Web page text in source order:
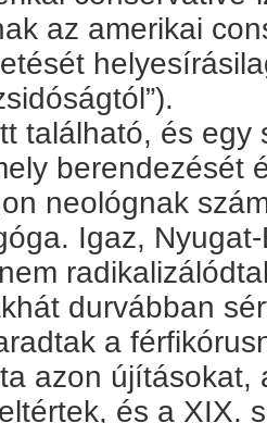
az amerikai
található, és
berendezését
neológnak
Igaz,
durvábban
a
azon újításokat,
és a XIX.